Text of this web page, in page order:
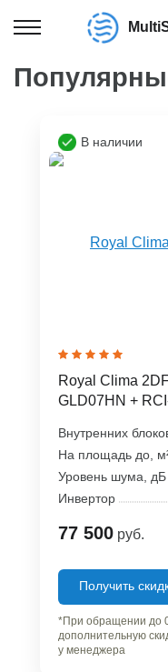
В наличии
Royal Clima
GLD07HN +
Внутренних
На площадь до,
Уровень шума, дБ
Инвертор
77 500 руб.
Получить
*При обращении до
дополнительную
у менеджера